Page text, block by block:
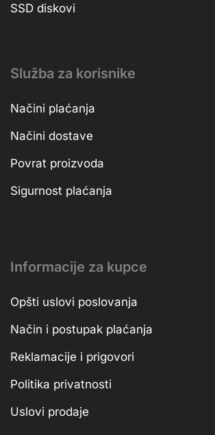
SSD diskovi
Služba za korisnike
Načini plaćanja
Načini dostave
Povrat proizvoda
Sigurnost plaćanja
Informacije za kupce
Opšti uslovi poslovanja
Način i postupak plaćanja
Reklamacije i prigovori
Politika privatnosti
Uslovi prodaje